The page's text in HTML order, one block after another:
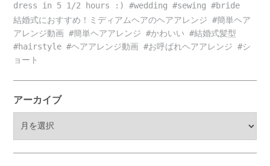
dress in 5 1/2 hours :) #wedding #sewing #bride
結婚式におすすめ！ミディアムヘアのヘアアレンジ #簡単ヘア
アレンジ動画 #簡単ヘアアレンジ #かわいい #結婚式髪型
#hairstyle #ヘアアレンジ動画 #お呼ばれヘアアレンジ #シ
ョート
アーカイブ